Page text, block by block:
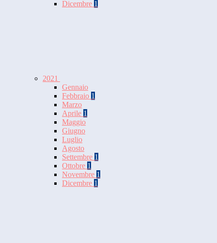
Dicembre 1
2021
Gennaio
Febbraio 1
Marzo
Aprile 1
Maggio
Giugno
Luglio
Agosto
Settembre 1
Ottobre 1
Novembre 1
Dicembre 1